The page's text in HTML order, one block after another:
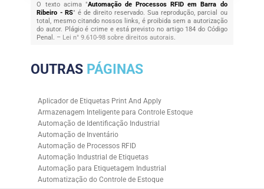
O texto acima "Automação de Processos RFID em Barra do
Ribeiro - RS" é de direito reservado. Sua reprodução, parcial ou
total, mesmo citando nossos links, é proibida sem a autorização
do autor. Plágio é crime e está previsto no artigo 184 do Código
Penal. – Lei n° 9.610-98 sobre direitos autorais.
OUTRAS PÁGINAS
Aplicador de Etiquetas Print And Apply
Armazenagem Inteligente para Controle Estoque
Automação de Identificação Industrial
Automação de Inventário
Automação de Processos RFID
Automação Industrial de Etiquetas
Automação para Etiquetagem Industrial
Automatização do Controle de Estoque